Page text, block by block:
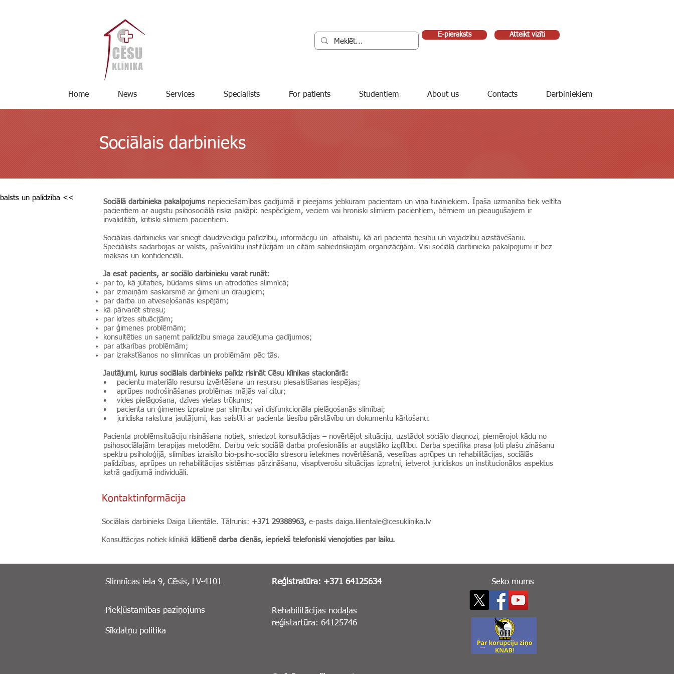
E-pieraksts Atteikt vizīti
Home News Services Specialists For patients Studentiem About us Contacts Darbiniekiem
Sociālais darbinieks
un palīdzība <<
Sociālā darbinieka pakalpojums nepieciešamības gadījumā ir pieejams jebkuram pacientam un viņa tuviniekiem. Īpaša uzmanība tiek veltīta
pacientiem ar augstu psihosociālā riska pakāpi: nespēcīgiem, veciem vai hroniski slimiem pacientiem, bērniem un pieaugušajiem ir
invaliditāti, kritiski slimiem pacientiem.
Sociālais darbinieks var sniegt daudzveidīgu palīdzību, informāciju un atbalstu, kā arī pacienta tiesību un vajadzību aizstāvēšanu.
Speciālists sadarbojas ar valsts, pašvaldību institūcijām un citām sabiedriskajām organizācijām. Visi sociālā darbinieka pakalpojumi ir bez
maksas un konfidenciāli.
Ja esat pacients, ar sociālo darbinieku varat runāt:
par to, kā jūtaties, būdams slims un atrodoties slimnīcā;
par izmaiņām saskarsmē ar ģimeni un draugiem;
par darba un atveseļošanās iespējām;
kā pārvarēt stresu;
par krīzes situācijām;
par ģimenes problēmām;
konsultēties un saņemt palīdzību smaga zaudējuma gadījumos;
par atkarības problēmām;
par izrakstīšanos no slimnīcas un problēmām pēc tās.
Jautājumi, kurus sociālais darbinieks palīdz risināt Cēsu klīnikas stacionārā:
• pacientu materiālo resursu izvērtēšana un resursu piesaistīšanas iespējas;
• aprūpes nodrošināšanas problēmas mājās vai citur;
• vides pielāgošana, dzīves vietas trūkums;
• pacienta un ģimenes izpratne par slimību vai disfunkcionāla pielāgošanās slimībai;
• juridiska rakstura jautājumi, kas saistīti ar pacienta tiesību pārstāvību un dokumentu kārtošanu.
Pacienta problēmsituāciju risināšana notiek, sniedzot konsultācijas – novērtējot situāciju, uzstādot sociālo diagnozi, piemērojot kādu no
psihosociālajām terapijas metodēm. Darbu veic sociālā darba profesionālis ar augstāko izglītību. Darba specifika prasa ļoti plašu zināšanu
spektru psiholoģijā, slimības izraisīto bio-psiho-sociālo stresoru ietekmes novērtēšanā, veselības aprūpes un rehabilitācijas, sociālās
palīdzības, aprūpes un rehabilitācijas sistēmas pārzināšanu, visaptverošu situācijas izpratni, ietverot juridiskos un institucionālos aspektus
katrā gadījumā individuāli.
Kontaktinformācija
Sociālais darbinieks Daiga Lilientāle. Tālrunis: +371 29388963, e-pasts daiga.lilientale@cesuklinika.lv
Konsultācijas notiek klīnikā klātienē darba dienās, iepriekš telefoniski vienojoties par laiku.
Slimnīcas iela 9, Cēsis, LV-4101 Reģistratūra: +371 64125634
Piekļūstamības paziņojums
Sīkdatņu politika
Rehabilitācijas nodaļas
reģistartūra: 64125746
Seko mums